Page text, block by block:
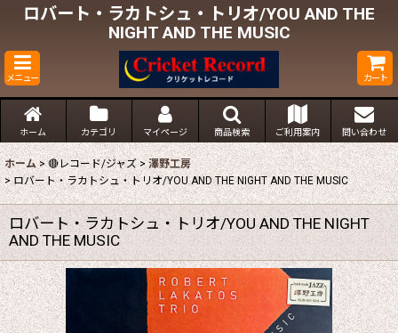
ロバート・ラカトシュ・トリオ/YOU AND THE
NIGHT AND THE MUSIC
メニュー カート
ホーム カテゴリ マイページ 商品検索 ご利用案内 問い合わせ
ホーム > 🔴レコード/ジャズ > 澤野工房
> ロバート・ラカトシュ・トリオ/YOU AND THE NIGHT AND THE MUSIC
ロバート・ラカトシュ・トリオ/YOU AND THE NIGHT
AND THE MUSIC